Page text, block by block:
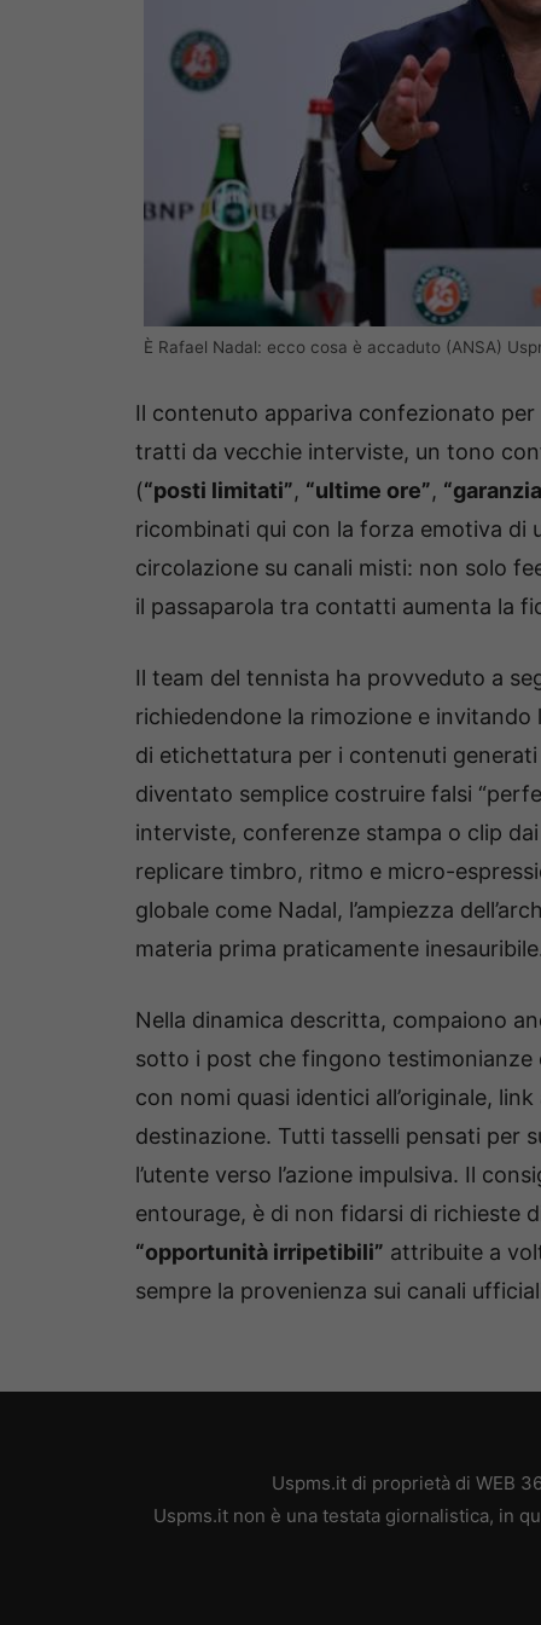
È Rafael Nadal: ecco cosa è accaduto (ANSA)
Il contenuto appariva confezionato
tratti da vecchie interviste, un tono
(“posti limitati”, “ultime ore”,
ricombinati qui con la forza emotiva di
circolazione su canali misti: non solo
il passaparola tra contatti aumenta la
Il team del tennista ha provveduto a
richiedendone la rimozione e
di etichettatura per i contenuti generati
diventato semplice costruire falsi
interviste, conferenze stampa o clip
replicare timbro, ritmo e micro-
globale come Nadal, l’ampiezza
materia prima praticamente
Nella dinamica descritta, compaiono
sotto i post che fingono testimonianze
con nomi quasi identici all’originale,
destinazione. Tutti tasselli pensati per
l’utente verso l’azione impulsiva. Il
entourage, è di non fidarsi di richieste
“opportunità irripetibili” attribuite a
sempre la provenienza sui canali
Uspms.it di proprietà di WEB
Uspms.it non è una testata giornalistica, in